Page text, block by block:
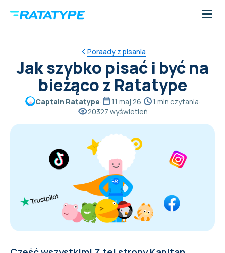
Poraady z pisania
Jak szybko pisać i być na
bieżąco z Ratatype
Captain Ratatype· 11 maj 26· 1 min czytania·
20327 wyświetleń